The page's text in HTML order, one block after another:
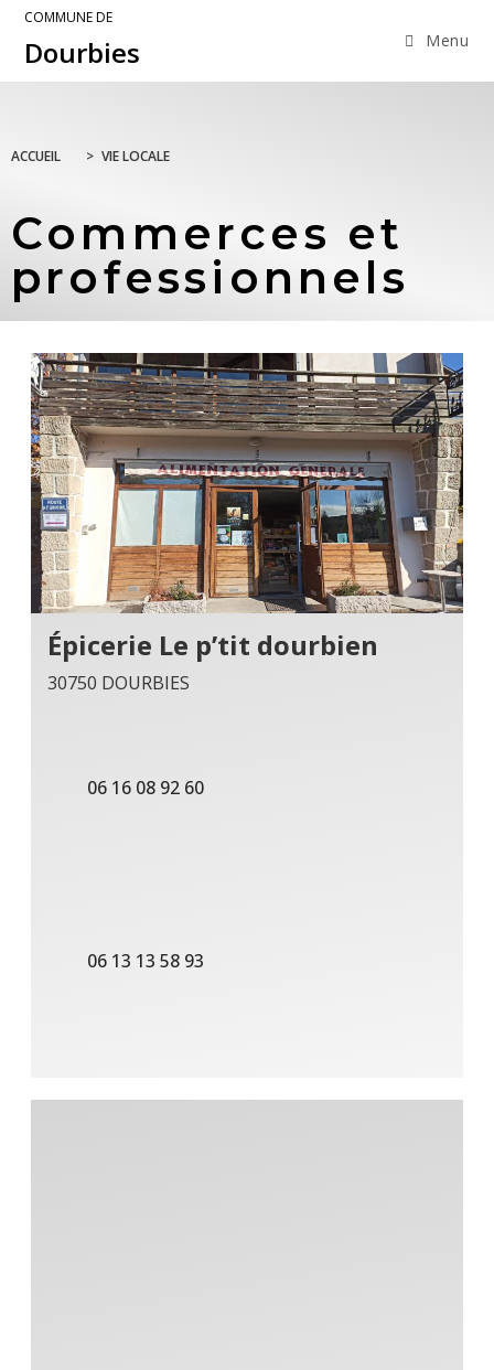
COMMUNE DE
Dourbies Menu
ACCUEIL > VIE LOCALE
Commerces et
professionnels
Épicerie Le p’tit dourbien
30750 DOURBIES
06 16 08 92 60
06 13 13 58 93